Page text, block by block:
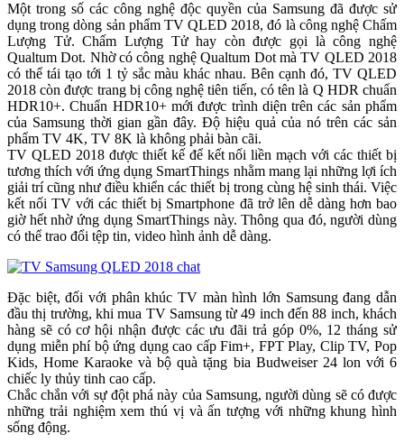
Một trong số các công nghệ độc quyền của Samsung đã được sử
dụng trong dòng sản phẩm TV QLED 2018, đó là công nghệ Chấm
Lượng Tử. Chấm Lượng Tử hay còn được gọi là công nghệ
Qualtum Dot. Nhờ có công nghệ Qualtum Dot mà TV QLED 2018
có thể tái tạo tới 1 tỷ sắc màu khác nhau. Bên cạnh đó, TV QLED
2018 còn được trang bị công nghệ tiên tiến, có tên là Q HDR chuẩn
HDR10+. Chuẩn HDR10+ mới được trình diện trên các sản phẩm
của Samsung thời gian gần đây. Độ hiệu quả của nó trên các sản
phẩm TV 4K, TV 8K là không phải bàn cãi.
TV QLED 2018 được thiết kế để kết nối liền mạch với các thiết bị
tương thích với ứng dụng SmartThings nhằm mang lại những lợi ích
giải trí cũng như điều khiển các thiết bị trong cùng hệ sinh thái. Việc
kết nối TV với các thiết bị Smartphone đã trở lên dễ dàng hơn bao
giờ hết nhờ ứng dụng SmartThings này. Thông qua đó, người dùng
có thể trao đổi tệp tin, video hình ảnh dễ dàng.
Đặc biệt, đối với phân khúc TV màn hình lớn Samsung đang dẫn
đầu thị trường, khi mua TV Samsung từ 49 inch đến 88 inch, khách
hàng sẽ có cơ hội nhận được các ưu đãi trả góp 0%, 12 tháng sử
dụng miễn phí bộ ứng dụng cao cấp Fim+, FPT Play, Clip TV, Pop
Kids, Home Karaoke và bộ quà tặng bia Budweiser 24 lon với 6
chiếc ly thủy tinh cao cấp.
Chắc chắn với sự đột phá này của Samsung, người dùng sẽ có được
những trải nghiệm xem thú vị và ấn tượng với những khung hình
sống động.